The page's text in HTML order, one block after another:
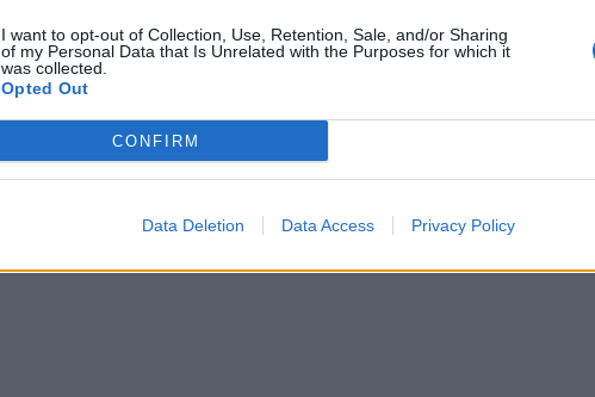
I want to opt-out of Collection, Use, Retention, Sale, and/or Sharing
of my Personal Data that Is Unrelated with the Purposes for which it
was collected.
Opted Out
CONFIRM
Data Deletion Data Access Privacy Policy